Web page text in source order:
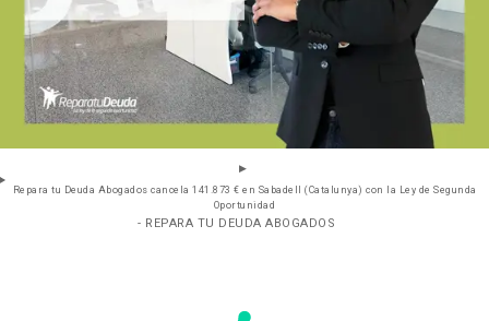
Repara tu Deuda Abogados cancela 141.873 € en Sabadell (Catalunya) con la Ley de Segunda
Oportunidad
- REPARA TU DEUDA ABOGADOS